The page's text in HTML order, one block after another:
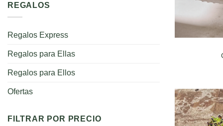
REGALOS
Regalos Express
Regalos para Ellas
Regalos para Ellos
Ofertas
FILTRAR POR PRECIO